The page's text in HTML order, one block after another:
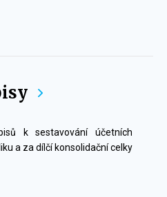
k sestavování účetních
a za dílčí konsolidační celky